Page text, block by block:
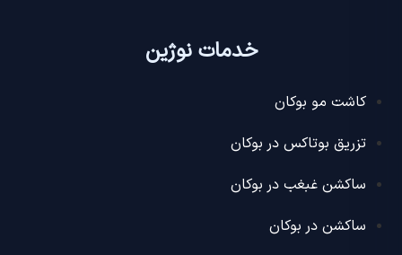
خدمات نوژین
کاشت مو بوکان
تزریق بوتاکس در بوکان
ساکشن غبغب در بوکان
ساکشن در بوکان